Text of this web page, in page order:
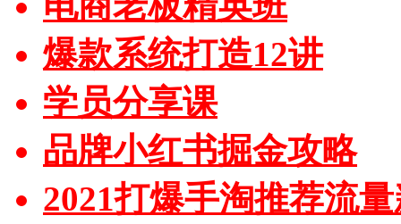
爆款系统打造12讲
学员分享课
品牌小红书掘金攻略
2021打爆手淘推荐流